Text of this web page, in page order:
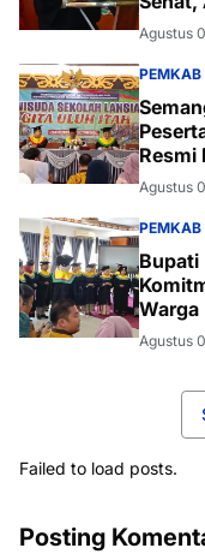
Agustus
PEMKAB
Resmi
Agustus
PEMKAB
Bupati
Warga
Agustus
Failed to load posts.
Posting